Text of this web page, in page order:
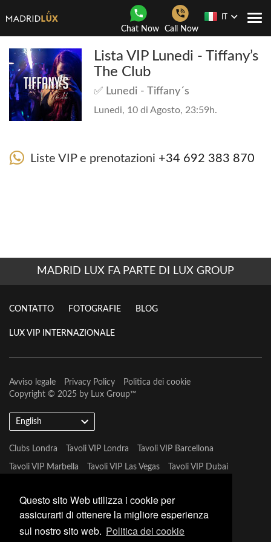
Questo sito Web utilizza i cookie per
assicurarti di ottenere la migliore esperienza
sul nostro sito web. Politica dei cookie
Chat Now Call Now
Lista VIP Lunedi - Tiffany’s
The Club
✅ Lunedi - Tiffany´s
Lunedi, 10 di Agosto, 23:59h.
Liste VIP e prenotazioni +34 692 383 870
MADRID LUX FA PARTE DI LUX GROUP
CONTATTO FOTOGRAFIE BLOG
LUX VIP INTERNAZIONALE
Avviso legale Privacy Policy
Politica dei cookie
Copyright © 2025 by Lux Group™
English
Clubs Londra Tavoli VIP Londra Tavoli VIP Barcellona
Tavoli VIP Marbella Tavoli VIP Las Vegas Tavoli VIP Dubai